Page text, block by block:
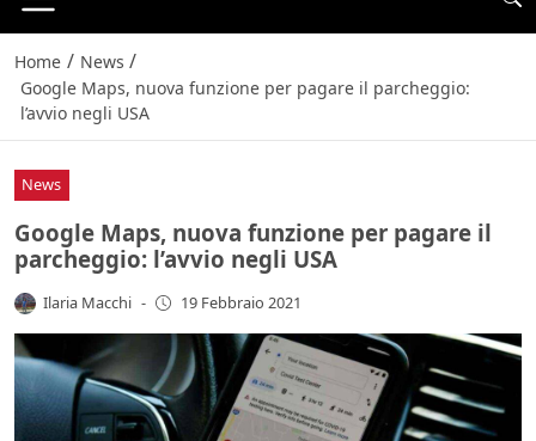
Home / News /
Google Maps, nuova funzione per pagare il parcheggio:
l’avvio negli USA
News
Google Maps, nuova funzione per pagare il
parcheggio: l’avvio negli USA
Ilaria Macchi - 19 Febbraio 2021